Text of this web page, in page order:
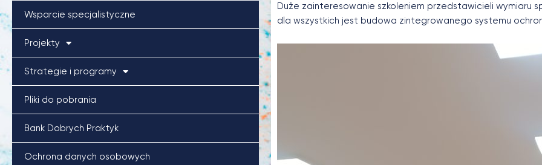
Wsparcie specjalistyczne
Projekty
Strategie i programy
Pliki do pobrania
Bank Dobrych Praktyk
Ochrona danych osobowych
Duże zainteresowanie szkoleniem przedstawicieli wymiaru
dla wszystkich jest budowa zintegrowanego systemu